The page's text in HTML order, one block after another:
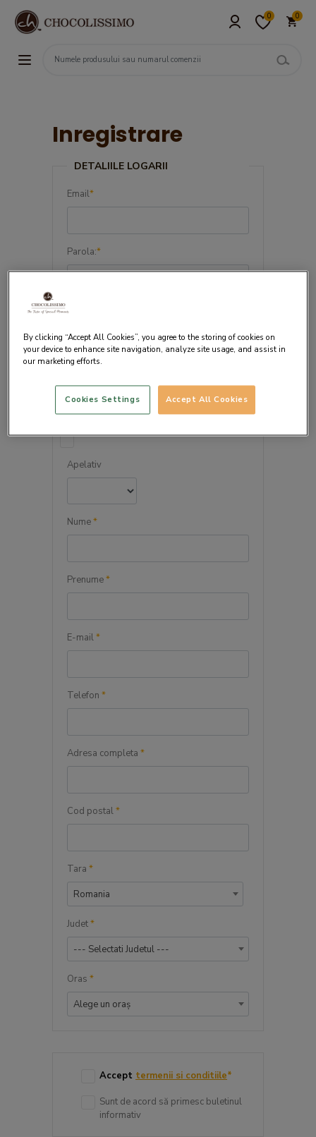
0 0
Inregistrare
DETALIILE LOGARII
Email*
Parola:*
Confirma parola:
DETALIILE PERSONALE
Apelativ
Nume*
Prenume*
E-mail*
Telefon *
Adresa completa *
Cod postal*
Tara *
Romania
Judet*
--- Selectati Judetul ---
Oras *
Alege un oraș
Accept termenii si conditiile*
Sunt de acord să primesc buletinul
informativ
By clicking “Accept All Cookies”, you agree to the storing of cookies on
your device to enhance site navigation, analyze site usage, and assist in
our marketing efforts.
Accept All Cookies
Cookies Settings